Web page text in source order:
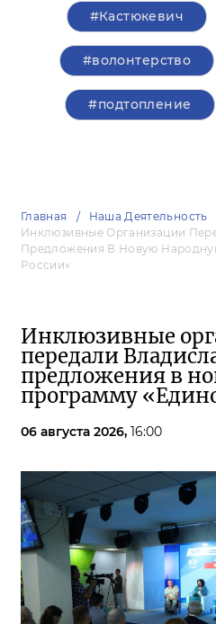
#Кастюкевич
#волонтерство
#подтопление
Главная Наша Деятельность
Инклюзивные Организации
Предложения В Новую
России»
Инклюзивные
передали
предложения в
программу
06 августа 2026, 16:00